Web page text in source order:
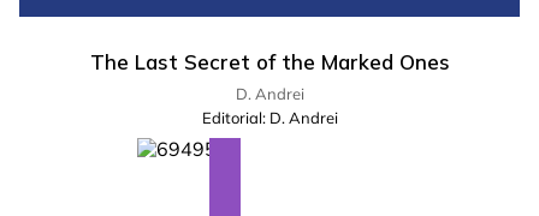
The Last Secret of the Marked Ones
D. Andrei
Editorial: D. Andrei